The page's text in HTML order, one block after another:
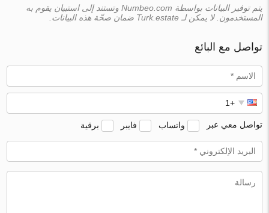
يتم توفير البيانات بواسطة Numbeo.com وتستند إلى استبيان يقوم به
المستخدمون. لا يمكن لـ Turk.estate ضمان صحّة هذه البيانات.
تواصل مع البائع
تواصل معي عبر واتساب فايبر برقية